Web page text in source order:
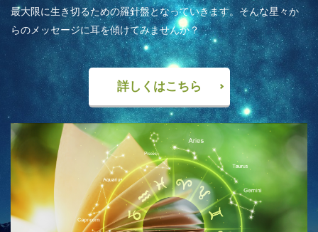
最大限に生き切るための羅針盤となっていきます。そんな星々か
らのメッセージに耳を傾けてみませんか？
詳しくはこちら